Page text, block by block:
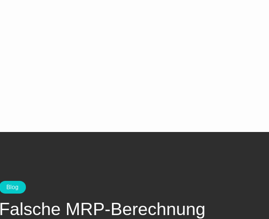
Blog
Falsche MRP-Berechnung